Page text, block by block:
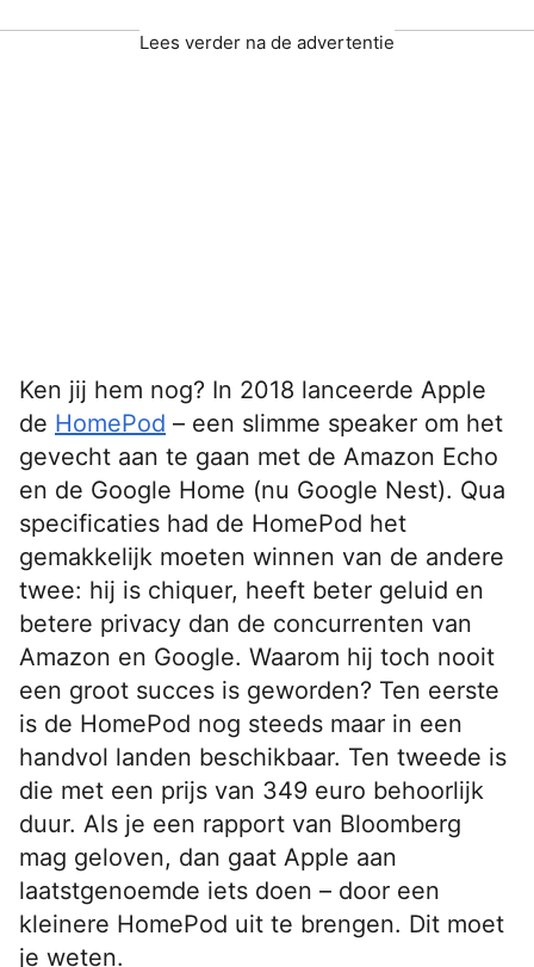
Lees verder na de advertentie
Ken jij hem nog? In 2018 lanceerde Apple
de HomePod – een slimme speaker om het
gevecht aan te gaan met de Amazon Echo
en de Google Home (nu Google Nest). Qua
specificaties had de HomePod het
gemakkelijk moeten winnen van de andere
twee: hij is chiquer, heeft beter geluid en
betere privacy dan de concurrenten van
Amazon en Google. Waarom hij toch nooit
een groot succes is geworden? Ten eerste
is de HomePod nog steeds maar in een
handvol landen beschikbaar. Ten tweede is
die met een prijs van 349 euro behoorlijk
duur. Als je een rapport van Bloomberg
mag geloven, dan gaat Apple aan
laatstgenoemde iets doen – door een
kleinere HomePod uit te brengen. Dit moet
je weten.